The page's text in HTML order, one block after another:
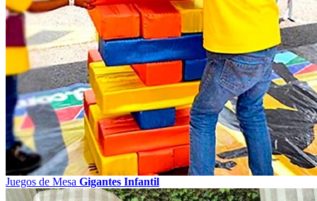
Juegos de Mesa Gigantes Infantil